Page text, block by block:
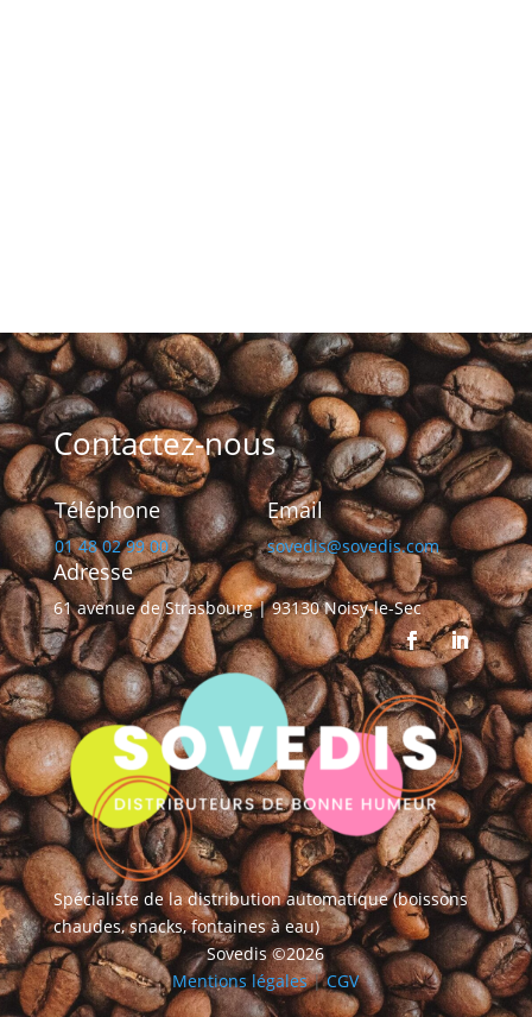
Contactez-nous
Téléphone
01 48 02 99 00
Email
sovedis@sovedis.com
Adresse
61 avenue de Strasbourg | 93130 Noisy-le-Sec
Spécialiste de la distribution automatique (boissons
chaudes, snacks, fontaines à eau)
Sovedis ©2026
Mentions légales|CGV